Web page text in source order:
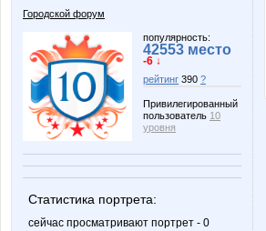
Городской форум
популярность:
42553 место
-6 ↓
рейтинг 390 ?
Привилегированный
пользователь 10
уровня
Статистика портрета:
сейчас просматривают портрет - 0